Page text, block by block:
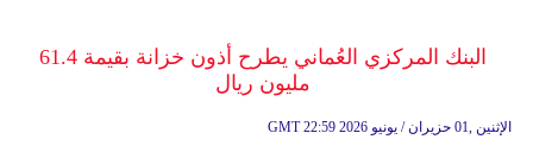
وموسيقى
البنك المركزي العُماني يطرح أذون خزانة بقيمة 61.4
مليون ريال
GMT 22:59 2026 الإثنين ,01 حزيران / يونيو